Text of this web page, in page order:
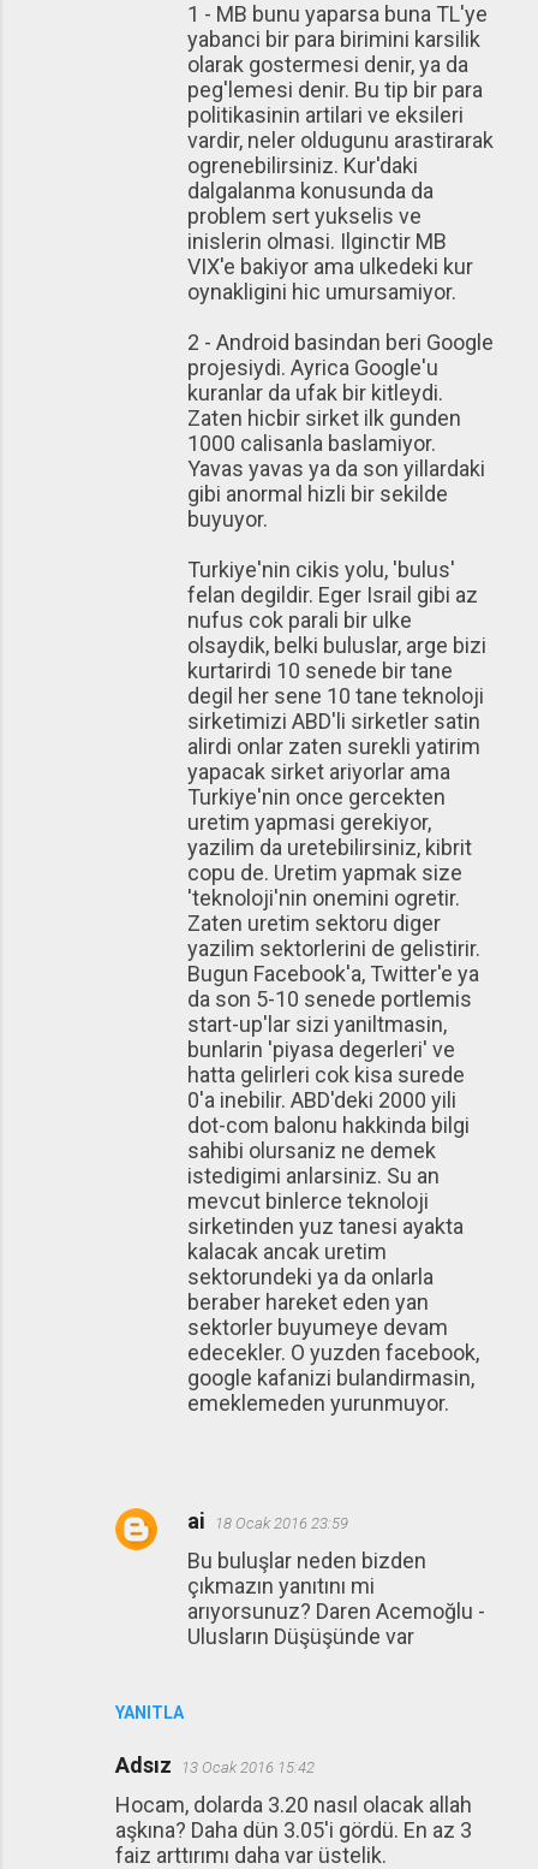
YANITLA
1 - MB bunu yaparsa buna TL'ye
yabanci bir para birimini karsilik
olarak gostermesi denir, ya da
peg'lemesi denir. Bu tip bir para
politikasinin artilari ve eksileri
vardir, neler oldugunu arastirarak
ogrenebilirsiniz. Kur'daki
dalgalanma konusunda da
problem sert yukselis ve
inislerin olmasi. Ilginctir MB
VIX'e bakiyor ama ulkedeki kur
oynakligini hic umursamiyor.
2 - Android basindan beri Google
projesiydi. Ayrica Google'u
kuranlar da ufak bir kitleydi.
Zaten hicbir sirket ilk gunden
1000 calisanla baslamiyor.
Yavas yavas ya da son yillardaki
gibi anormal hizli bir sekilde
buyuyor.
Turkiye'nin cikis yolu, 'bulus'
felan degildir. Eger Israil gibi az
nufus cok parali bir ulke
olsaydik, belki buluslar, arge bizi
kurtarirdi 10 senede bir tane
degil her sene 10 tane teknoloji
sirketimizi ABD'li sirketler satin
alirdi onlar zaten surekli yatirim
yapacak sirket ariyorlar ama
Turkiye'nin once gercekten
uretim yapmasi gerekiyor,
yazilim da uretebilirsiniz, kibrit
copu de. Uretim yapmak size
'teknoloji'nin onemini ogretir.
Zaten uretim sektoru diger
yazilim sektorlerini de gelistirir.
Bugun Facebook'a, Twitter'e ya
da son 5-10 senede portlemis
start-up'lar sizi yaniltmasin,
bunlarin 'piyasa degerleri' ve
hatta gelirleri cok kisa surede
0'a inebilir. ABD'deki 2000 yili
dot-com balonu hakkinda bilgi
sahibi olursaniz ne demek
istedigimi anlarsiniz. Su an
mevcut binlerce teknoloji
sirketinden yuz tanesi ayakta
kalacak ancak uretim
sektorundeki ya da onlarla
beraber hareket eden yan
sektorler buyumeye devam
edecekler. O yuzden facebook,
google kafanizi bulandirmasin,
emeklemeden yurunmuyor.
ai 18 Ocak 2016 23:59
Bu buluşlar neden bizden
çıkmazın yanıtını mi
arıyorsunuz? Daren Acemoğlu -
Ulusların Düşüşünde var
Adsız 13 Ocak 2016 15:42
Hocam, dolarda 3.20 nasıl olacak allah
aşkına? Daha dün 3.05'i gördü. En az 3
faiz arttırımı daha var üstelik.